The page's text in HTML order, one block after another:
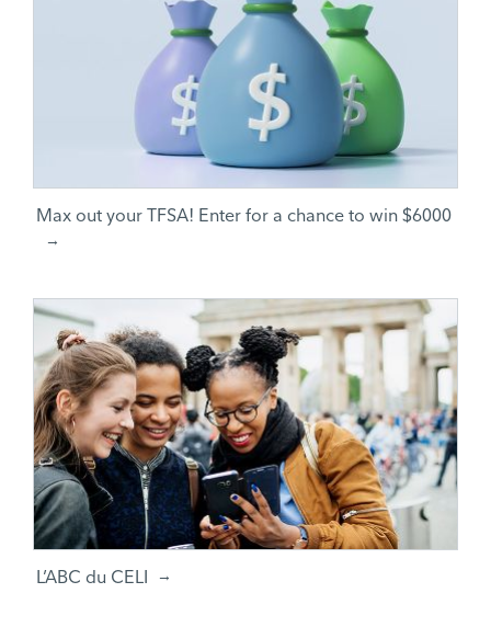
Max out your TFSA! Enter for a chance to win $6000
L’ABC du CELI